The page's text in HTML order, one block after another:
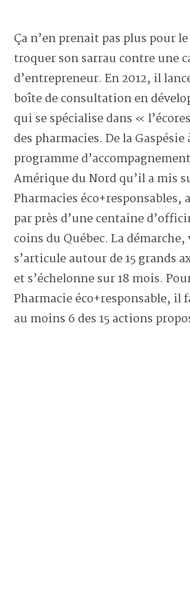
Ça n’en prenait pas plus pour
troquer son sarrau contre une
d’entrepreneur. En 2012, il
boîte de consultation en
qui se spécialise dans «
des pharmacies. De la
programme
Amérique du Nord qu’il a mis
Pharmacies éco+responsables,
par près d’une centaine
coins du Québec. La
s’articule autour de 15 grands
et s’échelonne sur 18 mois.
Pharmacie éco+responsable, il
au moins 6 des 15 actions